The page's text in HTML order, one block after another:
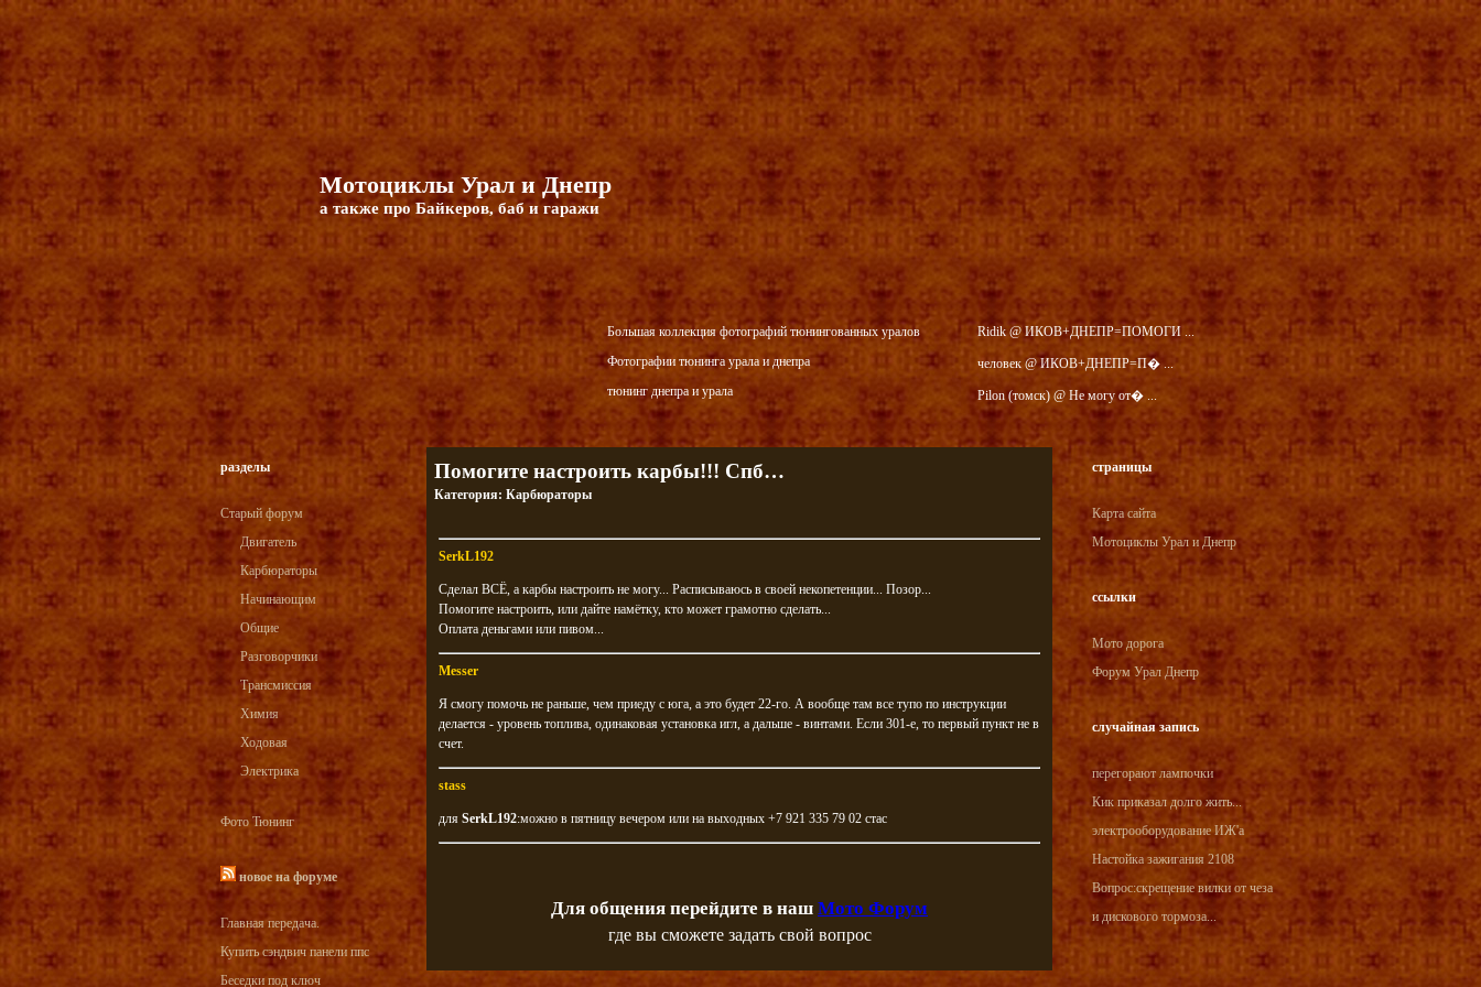
Мотоциклы Урал и Днепр
а также про Байкеров, баб и гаражи
Большая коллекция фотографий тюнингованных уралов
Фотографии тюнинга урала и днепра
тюнинг днепра и урала
Ridik @ ИКОВ+ДНЕПР=ПОМОГИ ...
человек @ ИКОВ+ДНЕПР=П� ...
Pilon (томск) @ Не могу от� ...
разделы
Старый форум
Двигатель
Карбюраторы
Начинающим
Общие
Разговорчики
Трансмиссия
Химия
Ходовая
Электрика
Фото Тюнинг
новое на форуме
Главная передача.
Купить сэндвич панели ппс
Беседки под ключ
Помогите настроить карбы!!! Спб…
Категория: Карбюраторы
SerkL192
Сделал ВСЁ, а карбы настроить не могу... Расписываюсь в своей некопетенции... Позор...
Помогите настроить, или дайте намётку, кто может грамотно сделать...
Оплата деньгами или пивом...
Messer
Я смогу помочь не раньше, чем приеду с юга, а это будет 22-го. А вообще там все тупо по инструкции
делается - уровень топлива, одинаковая установка игл, а дальше - винтами. Если 301-е, то первый пункт не в
счет.
stass
для SerkL192:можно в пятницу вечером или на выходных +7 921 335 79 02 стас
Для общения перейдите в наш Мото Форум
где вы сможете задать свой вопрос
страницы
Карта сайта
Мотоциклы Урал и Днепр
ссылки
Мото дорога
Форум Урал Днепр
случайная запись
перегорают лампочки
Кик приказал долго жить...
электрооборудование ИЖ'а
Настойка зажигания 2108
Вопрос:скрещение вилки от чеза
и дискового тормоза...